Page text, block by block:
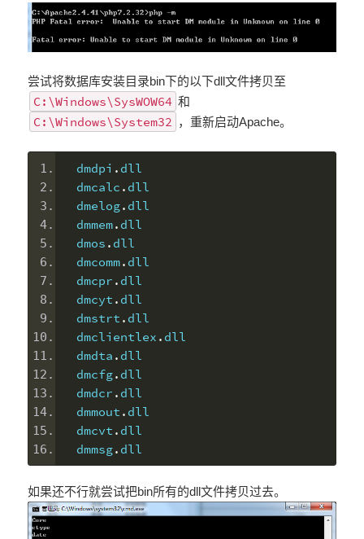
尝试将数据库安装目录bin下的以下dll文件拷贝至
C:\Windows\SysWOW64 和
C:\Windows\System32 ，重新启动Apache。
dmdpi . dll
dmcalc . dll
dmelog. dll
dmmem. dll
dmos . dll
dmcomm. dll
dmcpr . dll
dmcyt . dll
dmstrt . dll
dmclientlex . dll
dmdta . dll
dmcfg. dll
dmdcr . dll
dmmout . dll
dmcvt . dll
dmmsg. dll
如果还不行就尝试把bin所有的dll文件拷贝过去。